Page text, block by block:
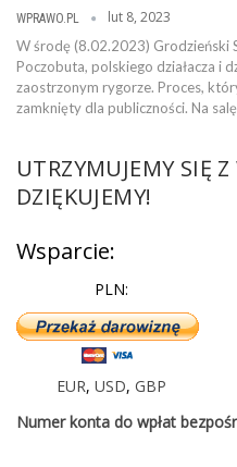
WPRAWO.PL lut 8, 2023
W środę (8.02.2023) Grodzieński
Poczobuta, polskiego działacza i
zaostrzonym rygorze. Proces,
zamknięty dla publiczności. Na
UTRZYMUJEMY SIĘ
DZIĘKUJEMY!
Wsparcie:
PLN:
EUR, USD, GBP
Numer konta do wpłat